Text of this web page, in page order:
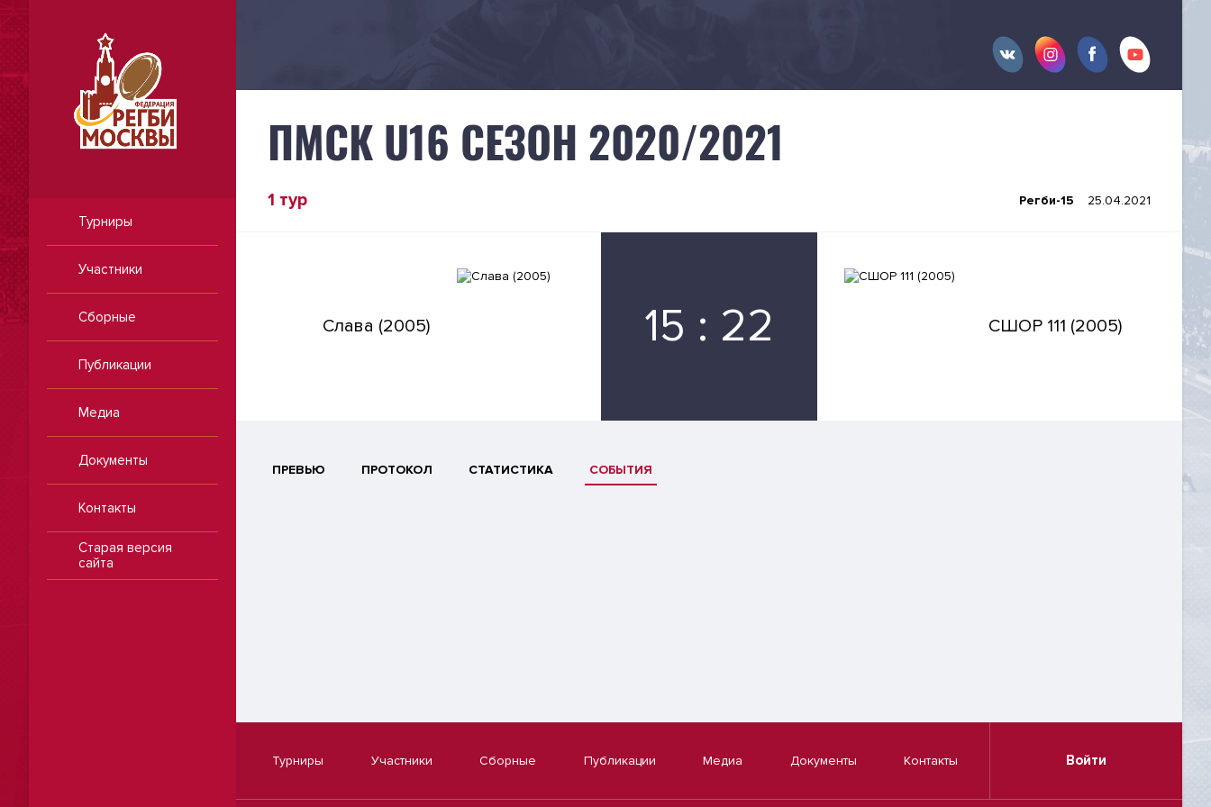
Турниры
Участники
Сборные
Публикации
Медиа
Документы
Контакты
Старая версия
сайта
ПМСК U16 СЕЗОН 2020/2021
1 тур Регби-15 25.04.2021
Слава (2005) 15 : 22 СШОР 111 (2005)
ПРЕВЬЮ ПРОТОКОЛ СТАТИСТИКА СОБЫТИЯ
Турниры Участники Сборные Публикации Медиа Документы Контакты Войти